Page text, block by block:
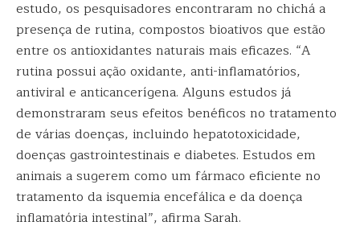
estudo, os pesquisadores encontraram no chichá a
presença de rutina, compostos bioativos que estão
entre os antioxidantes naturais mais eficazes. “A
rutina possui ação oxidante, anti-inflamatórios,
antiviral e anticancerígena. Alguns estudos já
demonstraram seus efeitos benéficos no tratamento
de várias doenças, incluindo hepatotoxicidade,
doenças gastrointestinais e diabetes. Estudos em
animais a sugerem como um fármaco eficiente no
tratamento da isquemia encefálica e da doença
inflamatória intestinal”, afirma Sarah.